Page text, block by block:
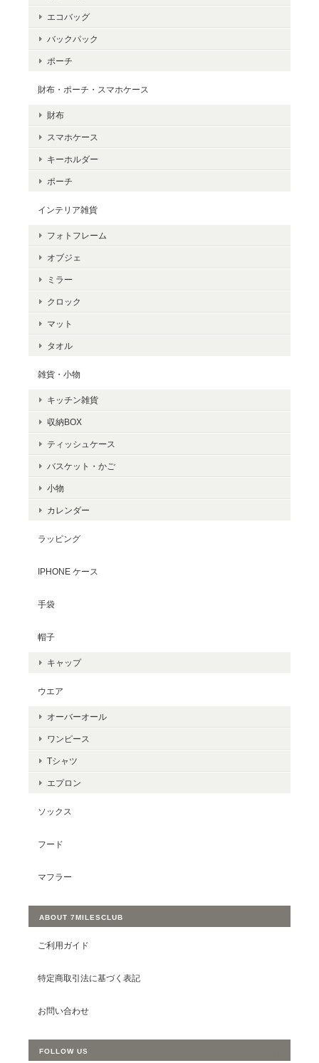
エコバッグ
バックパック
ポーチ
財布・ポーチ・スマホケース
財布
スマホケース
キーホルダー
ポーチ
インテリア雑貨
フォトフレーム
オブジェ
ミラー
クロック
マット
タオル
雑貨・小物
キッチン雑貨
収納BOX
ティッシュケース
バスケット・かご
小物
カレンダー
ラッピング
IPHONE ケース
手袋
帽子
キャップ
ウエア
オーバーオール
ワンピース
Tシャツ
エプロン
ソックス
フード
マフラー
ABOUT 7MILESCLUB
ご利用ガイド
特定商取引法に基づく表記
お問い合わせ
FOLLOW US